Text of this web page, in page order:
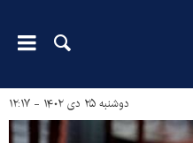
دوشنبه ۲۵ دی ۱۴۰۲ - ۱۲:۱۷